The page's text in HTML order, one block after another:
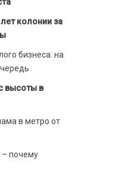
колонии за
бизнеса: на
высоты в
в метро от
– почему